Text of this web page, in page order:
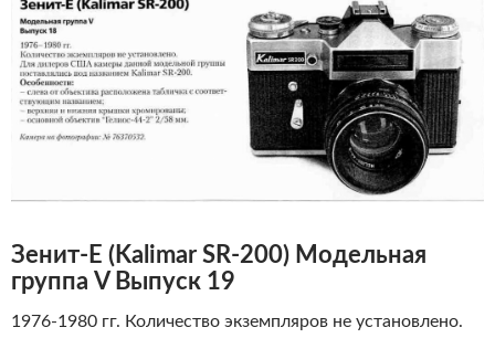
Зенит-Е ( Kalimar SR-200) Модельная
группа V Выпуск 19
1976-1980 гг. Количество экземпляров не установлено.